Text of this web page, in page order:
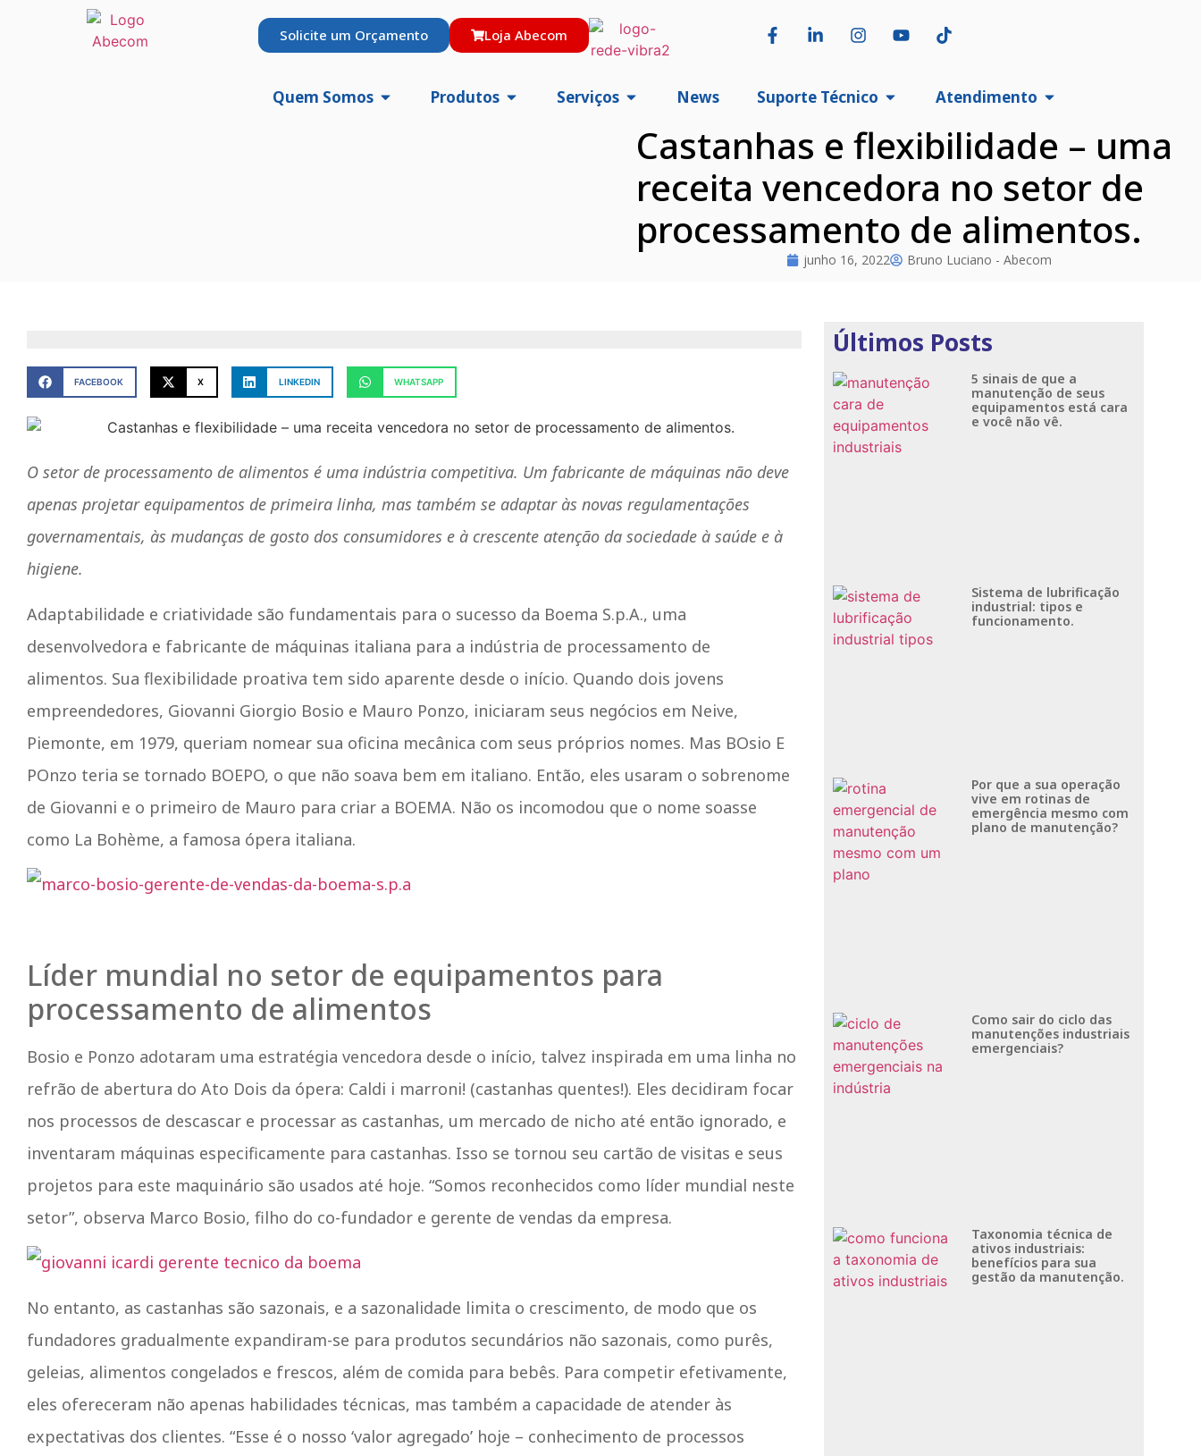
Solicite um Orçamento Loja Abecom
Quem Somos Produtos Serviços News Suporte Técnico Atendimento
Castanhas e flexibilidade – uma
receita vencedora no setor de
processamento de alimentos.
junho 16, 2022 Bruno Luciano - Abecom
FACEBOOK X LINKEDIN WHATSAPP
O setor de processamento de alimentos é uma indústria competitiva. Um fabricante de máquinas não deve
apenas projetar equipamentos de primeira linha, mas também se adaptar às novas regulamentações
governamentais, às mudanças de gosto dos consumidores e à crescente atenção da sociedade à saúde e à
higiene.
Adaptabilidade e criatividade são fundamentais para o sucesso da Boema S.p.A., uma
desenvolvedora e fabricante de máquinas italiana para a indústria de processamento de
alimentos. Sua flexibilidade proativa tem sido aparente desde o início. Quando dois jovens
empreendedores, Giovanni Giorgio Bosio e Mauro Ponzo, iniciaram seus negócios em Neive,
Piemonte, em 1979, queriam nomear sua oficina mecânica com seus próprios nomes. Mas BOsio E
POnzo teria se tornado BOEPO, o que não soava bem em italiano. Então, eles usaram o sobrenome
de Giovanni e o primeiro de Mauro para criar a BOEMA. Não os incomodou que o nome soasse
como La Bohème, a famosa ópera italiana.
Líder mundial no setor de equipamentos para
processamento de alimentos
Bosio e Ponzo adotaram uma estratégia vencedora desde o início, talvez inspirada em uma linha no
refrão de abertura do Ato Dois da ópera: Caldi i marroni! (castanhas quentes!). Eles decidiram focar
nos processos de descascar e processar as castanhas, um mercado de nicho até então ignorado, e
inventaram máquinas especificamente para castanhas. Isso se tornou seu cartão de visitas e seus
projetos para este maquinário são usados até hoje. “Somos reconhecidos como líder mundial neste
setor”, observa Marco Bosio, filho do co-fundador e gerente de vendas da empresa.
No entanto, as castanhas são sazonais, e a sazonalidade limita o crescimento, de modo que os
fundadores gradualmente expandiram-se para produtos secundários não sazonais, como purês,
geleias, alimentos congelados e frescos, além de comida para bebês. Para competir efetivamente,
eles ofereceram não apenas habilidades técnicas, mas também a capacidade de atender às
expectativas dos clientes. “Esse é o nosso ‘valor agregado’ hoje – conhecimento de processos
Últimos Posts
5 sinais de que a
manutenção de seus
equipamentos está cara
e você não vê.
Sistema de lubrificação
industrial: tipos e
funcionamento.
Por que a sua operação
vive em rotinas de
emergência mesmo com
plano de manutenção?
Como sair do ciclo das
manutenções industriais
emergenciais?
Taxonomia técnica de
ativos industriais:
benefícios para sua
gestão da manutenção.